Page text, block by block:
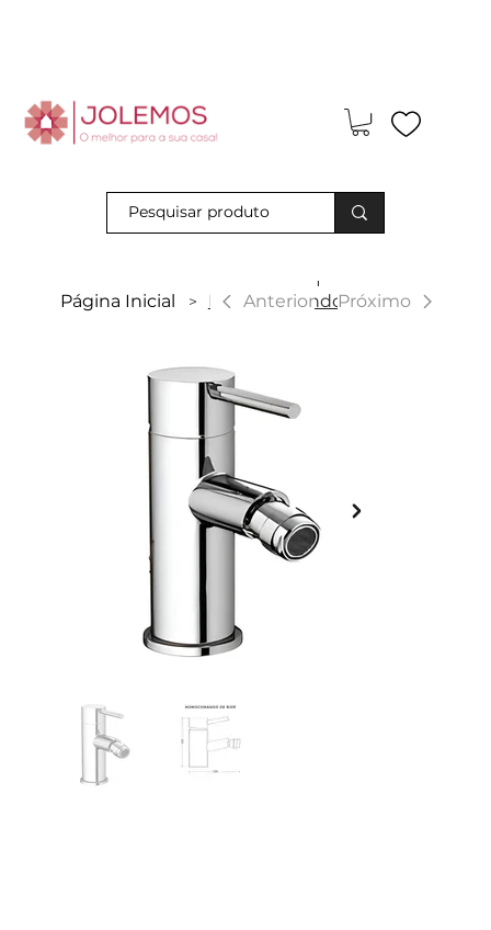
Página Inicial > Monocomando de Bidé
Anterior Próximo